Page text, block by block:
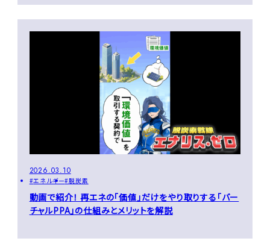
2026.03.10
エネルギー 脱炭素
動画で紹介！ 再エネの「価値」だけをやり取りする「バー
チャルPPA」の仕組みとメリットを解説